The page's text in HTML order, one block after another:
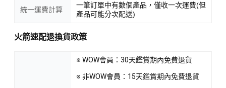
統一運費計算
一筆訂單中有數個產品，僅收一次運費(但
產品可能分次配送)
火箭速配退換貨政策
※ WOW會員：30天鑑賞期內免費退貨
※ 非WOW會員：15天鑑賞期內免費退貨